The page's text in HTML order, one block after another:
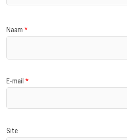
Naam*
E-mail*
Site